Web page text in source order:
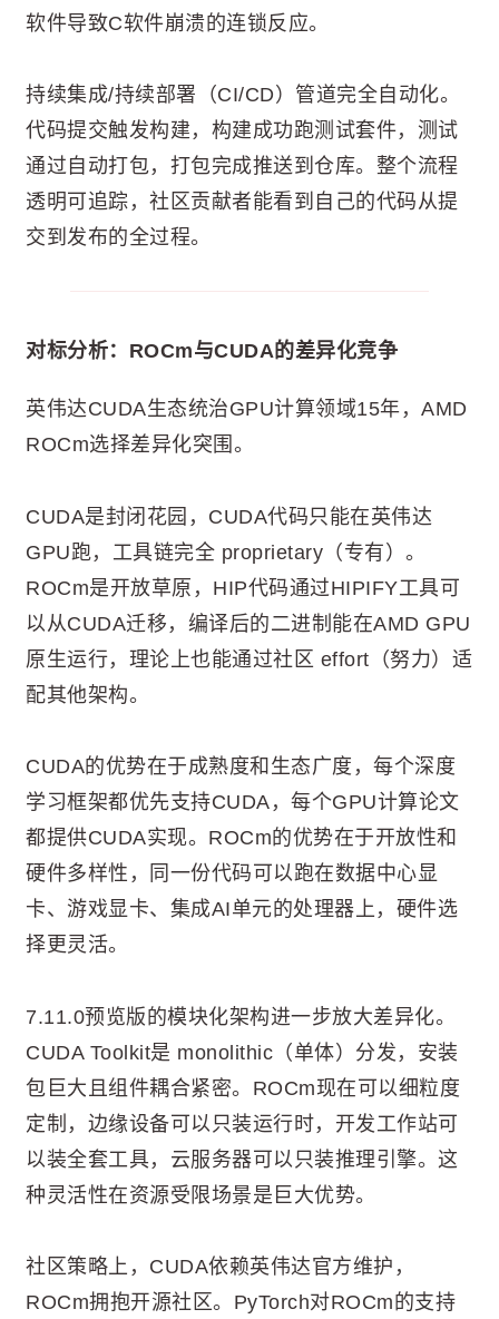
软件导致C软件崩溃的连锁反应。
持续集成/持续部署（CI/CD）管道完全自动化。
代码提交触发构建，构建成功跑测试套件，测试
通过自动打包，打包完成推送到仓库。整个流程
透明可追踪，社区贡献者能看到自己的代码从提
交到发布的全过程。
对标分析：ROCm与CUDA的差异化竞争
英伟达CUDA生态统治GPU计算领域15年，AMD
ROCm选择差异化突围。
CUDA是封闭花园，CUDA代码只能在英伟达
GPU跑，工具链完全 proprietary（专有）。
ROCm是开放草原，HIP代码通过HIPIFY工具可
以从CUDA迁移，编译后的二进制能在AMD GPU
原生运行，理论上也能通过社区 effort（努力）适
配其他架构。
CUDA的优势在于成熟度和生态广度，每个深度
学习框架都优先支持CUDA，每个GPU计算论文
都提供CUDA实现。ROCm的优势在于开放性和
硬件多样性，同一份代码可以跑在数据中心显
卡、游戏显卡、集成AI单元的处理器上，硬件选
择更灵活。
7.11.0预览版的模块化架构进一步放大差异化。
CUDA Toolkit是 monolithic（单体）分发，安装
包巨大且组件耦合紧密。ROCm现在可以细粒度
定制，边缘设备可以只装运行时，开发工作站可
以装全套工具，云服务器可以只装推理引擎。这
种灵活性在资源受限场景是巨大优势。
社区策略上，CUDA依赖英伟达官方维护，
ROCm拥抱开源社区。PyTorch对ROCm的支持